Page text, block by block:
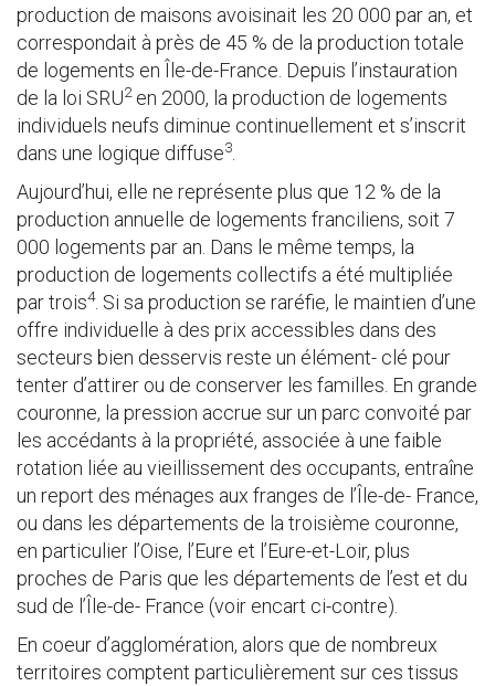
production de maisons avoisinait les 20 000 par an, et
correspondait à près de 45 % de la production totale
de logements en Île-de-France. Depuis l’instauration
de la loi SRU2en 2000, la production de logements
individuels neufs diminue continuellement et s’inscrit
dans une logique diffuse3
Aujourd’hui, elle ne représente plus que 12 % de la
production annuelle de logements franciliens, soit 7
000 logements par an. Dans le même temps, la
production de logements collectifs a été multipliée
par trois4. Si sa production se raréfie, le maintien d’une
offre individuelle à des prix accessibles dans des
secteurs bien desservis reste un élément- clé pour
tenter d’attirer ou de conserver les familles. En grande
couronne, la pression accrue sur un parc convoité par
les accédants à la propriété, associée à une faible
rotation liée au vieillissement des occupants, entraîne
un report des ménages aux franges de l’Île-de- France,
ou dans les départements de la troisième couronne,
en particulier l’Oise, l’Eure et l’Eure-et-Loir, plus
proches de Paris que les départements de l’est et du
sud de l’Île-de- France (voir encart ci-contre).
En coeur d’agglomération, alors que de nombreux
territoires comptent particulièrement sur ces tissus